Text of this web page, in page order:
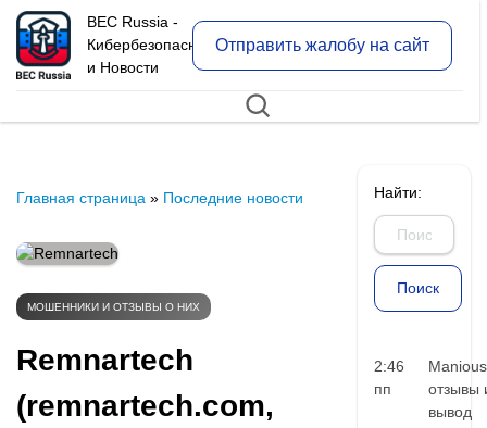
BEC Russia -
Кибербезопасность
и Новости
Отправить жалобу на сайт
Главная страница » Последние новости
МОШЕННИКИ И ОТЗЫВЫ О НИХ
Remnartech
(remnartech.com,
Найти:
2:46
пп
Manious
отзывы
вывод